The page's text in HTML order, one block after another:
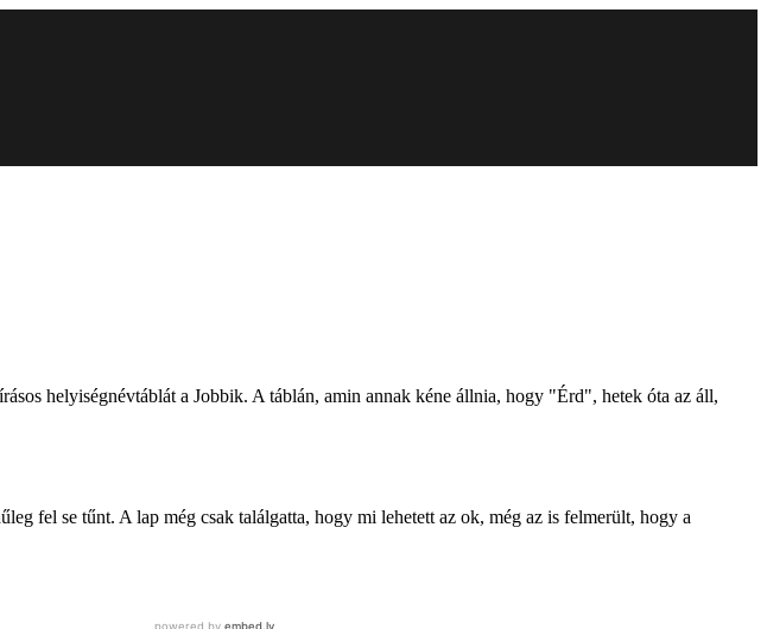
helyiségnévtáblát a Jobbik. A táblán, amin annak kéne állnia, hogy "Érd", hetek óta az áll,
fel se tűnt. A lap még csak találgatta, hogy mi lehetett az ok, még az is felmerült, hogy a